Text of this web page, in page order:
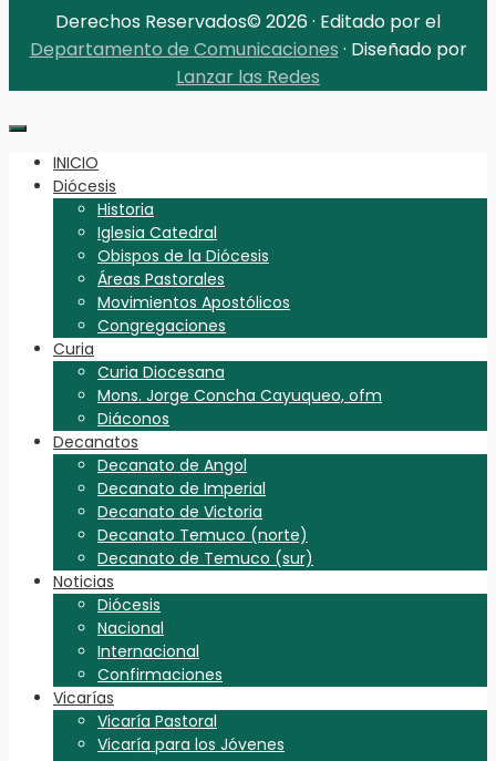
Derechos Reservados© 2026 · Editado por el
Departamento de Comunicaciones · Diseñado por
Lanzar las Redes
INICIO
Diócesis
Historia
Iglesia Catedral
Obispos de la Diócesis
Áreas Pastorales
Movimientos Apostólicos
Congregaciones
Curia
Curia Diocesana
Mons. Jorge Concha Cayuqueo, ofm
Diáconos
Decanatos
Decanato de Angol
Decanato de Imperial
Decanato de Victoria
Decanato Temuco (norte)
Decanato de Temuco (sur)
Noticias
Diócesis
Nacional
Internacional
Confirmaciones
Vicarías
Vicaría Pastoral
Vicaría para los Jóvenes